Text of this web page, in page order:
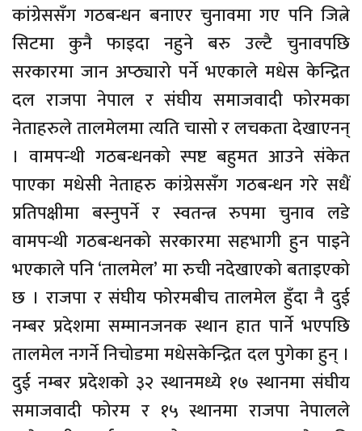
कांग्रेससँग गठबन्धन बनाएर चुनावमा गए पनि जित्ने
सिटमा कुनै फाइदा नहुने बरु उल्टै चुनावपछि
सरकारमा जान अप्ठ्यारो पर्ने भएकाले मधेस केन्द्रित
दल राजपा नेपाल र संघीय समाजवादी फोरमका
नेताहरुले तालमेलमा त्यति चासो र लचकता देखाएनन्
। वामपन्थी गठबन्धनको स्पष्ट बहुमत आउने संकेत
पाएका मधेसी नेताहरु कांग्रेससँग गठबन्धन गरे सधैं
प्रतिपक्षीमा बस्नुपर्ने र स्वतन्त्र रुपमा चुनाव लडे
वामपन्थी गठबन्धनको सरकारमा सहभागी हुन पाइने
भएकाले पनि ‘तालमेल’ मा रुची नदेखाएको बताइएको
छ । राजपा र संघीय फोरमबीच तालमेल हुँदा नै दुई
नम्बर प्रदेशमा सम्मानजनक स्थान हात पार्ने भएपछि
तालमेल नगर्ने निचोडमा मधेसकेन्द्रित दल पुगेका हुन् ।
दुई नम्बर प्रदेशको ३२ स्थानमध्ये १७ स्थानमा संघीय
समाजवादी फोरम र १५ स्थानमा राजपा नेपालले